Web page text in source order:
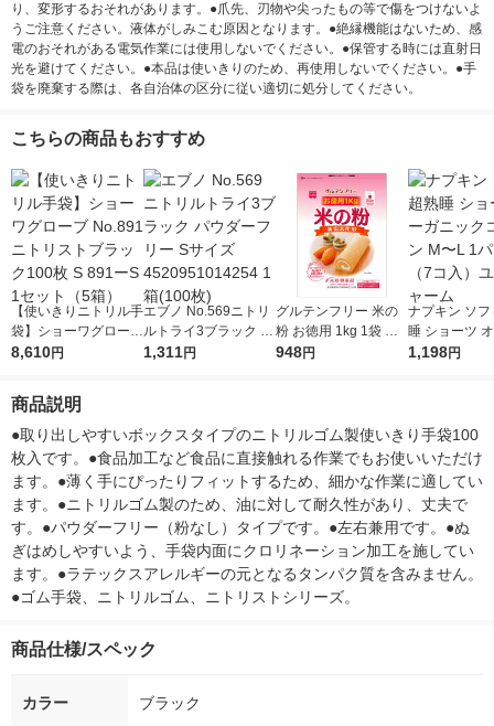
り、変形するおそれがあります。●爪先、刃物や尖ったもの等で傷をつけないよ
うご注意ください。液体がしみこむ原因となります。●絶縁機能はないため、感
電のおそれがある電気作業には使用しないでください。●保管する時には直射日
光を避けてください。●本品は使いきりのため、再使用しないでください。●手
袋を廃棄する際は、各自治体の区分に従い適切に処分してください。
こちらの商品もおすすめ
【使いきりニトリル手
袋】ショーワグローブ
No.891ニトリストブ
8,610円
エブノ No.569ニトリ
ルトライ3ブラック パ
ウダーフリー Sサイズ
1,311円
グルテンフリー 米の
粉 お徳用 1kg 1袋 製
菓材 お菓子作り 手作
948円
ナプキン ソフ
睡 ショーツ
ックコットン
1,198円
商品説明
●取り出しやすいボックスタイプのニトリルゴム製使いきり手袋100
枚入です。●食品加工など食品に直接触れる作業でもお使いいただけ
ます。●薄く手にぴったりフィットするため、細かな作業に適してい
ます。●ニトリルゴム製のため、油に対して耐久性があり、丈夫で
す。●パウダーフリー（粉なし）タイプです。●左右兼用です。●ぬ
ぎはめしやすいよう、手袋内面にクロリネーション加工を施してい
ます。●ラテックスアレルギーの元となるタンパク質を含みません。
●ゴム手袋、ニトリルゴム、ニトリストシリーズ。
商品仕様/スペック
カラー ブラック